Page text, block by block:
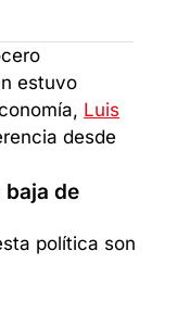
estuvo
Luis
desde
de
política son